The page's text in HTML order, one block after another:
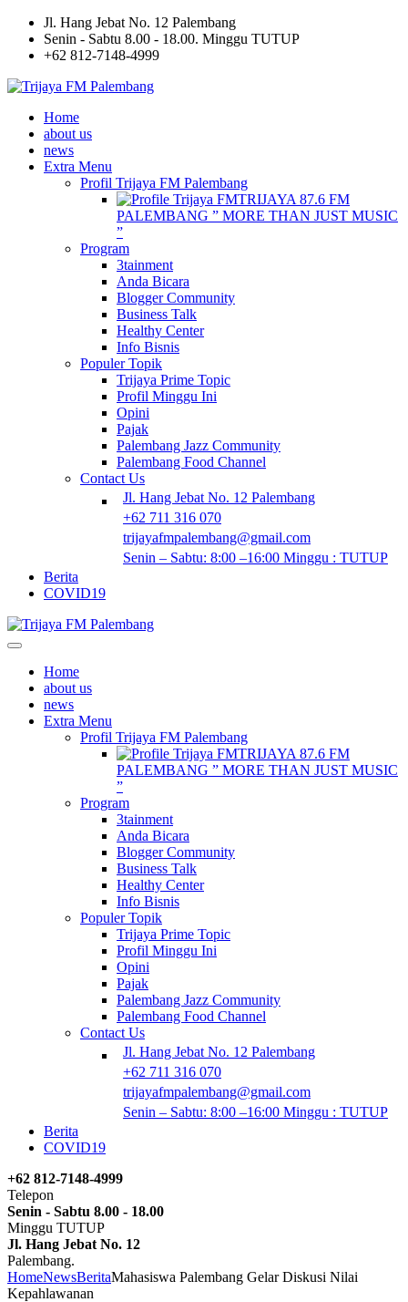
Jl. Hang Jebat No. 12 Palembang
Senin - Sabtu 8.00 - 18.00. Minggu TUTUP
+62 812-7148-4999
Home
about us
news
Extra Menu
Profil Trijaya FM Palembang
TRIJAYA 87.6 FM
PALEMBANG ” MORE THAN JUST MUSIC
”
Program
3tainment
Anda Bicara
Blogger Community
Business Talk
Healthy Center
Info Bisnis
Populer Topik
Trijaya Prime Topic
Profil Minggu Ini
Opini
Pajak
Palembang Jazz Community
Palembang Food Channel
Contact Us
Jl. Hang Jebat No. 12 Palembang
+62 711 316 070
trijayafmpalembang@gmail.com
Senin – Sabtu: 8:00 –16:00 Minggu : TUTUP
Berita
COVID19
Home
about us
news
Extra Menu
Profil Trijaya FM Palembang
TRIJAYA 87.6 FM
PALEMBANG ” MORE THAN JUST MUSIC
”
Program
3tainment
Anda Bicara
Blogger Community
Business Talk
Healthy Center
Info Bisnis
Populer Topik
Trijaya Prime Topic
Profil Minggu Ini
Opini
Pajak
Palembang Jazz Community
Palembang Food Channel
Contact Us
Jl. Hang Jebat No. 12 Palembang
+62 711 316 070
trijayafmpalembang@gmail.com
Senin – Sabtu: 8:00 –16:00 Minggu : TUTUP
Berita
COVID19
+62 812-7148-4999
Telepon
Senin - Sabtu 8.00 - 18.00
Minggu TUTUP
Jl. Hang Jebat No. 12
Palembang.
HomeNewsBeritaMahasiswa Palembang Gelar Diskusi Nilai
Kepahlawanan